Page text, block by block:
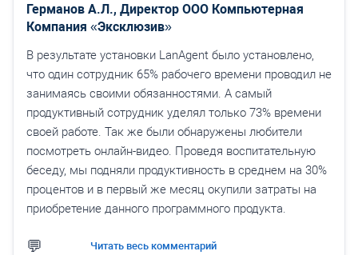
Германов А.Л., Директор ООО Компьютерная
Компания «Эксклюзив»
В результате установки LanAgent было установлено,
что один сотрудник 65% рабочего времени проводил не
занимаясь своими обязанностями. А самый
продуктивный сотрудник уделял только 73% времени
своей работе. Так же были обнаружены любители
посмотреть онлайн-видео. Проведя воспитательную
беседу, мы подняли продуктивность в среднем на 30%
процентов и в первый же месяц окупили затраты на
приобретение данного программного продукта.
Читать весь комментарий